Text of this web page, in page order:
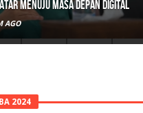
Menuju Masa Depan Digital
AGO
2024